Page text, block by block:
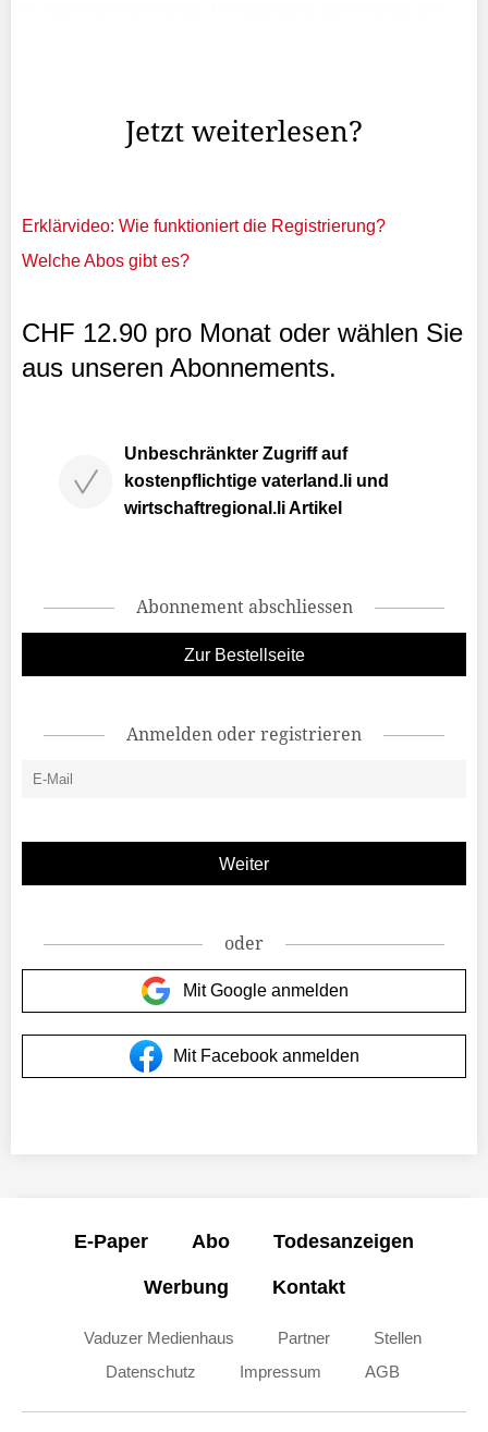
Jetzt weiterlesen?
Erklärvideo: Wie funktioniert die Registrierung?
Welche Abos gibt es?
CHF 12.90 pro Monat oder wählen Sie
aus unseren Abonnements.
Unbeschränkter Zugriff auf
kostenpflichtige vaterland.li und
wirtschaftregional.li Artikel
Abonnement abschliessen
Zur Bestellseite
Anmelden oder registrieren
oder
Mit Google anmelden
Mit Facebook anmelden
E-Paper Abo Todesanzeigen
Werbung Kontakt
Vaduzer Medienhaus Partner
Stellen
Datenschutz
Impressum AGB